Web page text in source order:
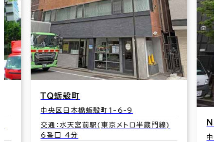
ＴＱ蛎殻町
中央区日本橋蛎殻町1-6-9
交通：水天宮前駅(東京メトロ半蔵門線)
6番口 4分
Ｎ
中